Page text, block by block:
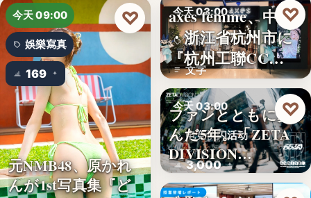
今天 09:00
娛樂寫真
169
元NMB48、原かれ
んが1st写真集『ど
♡ 今天 03:00
品牌開店
文字
axes femme、中国
・浙江省杭州市に
『杭州工聯CC…
♡
今天 03:00
电竞快闪活动
3,000
ファンとともに歩
んだ5年。「ZETA
DIVISION…
♡